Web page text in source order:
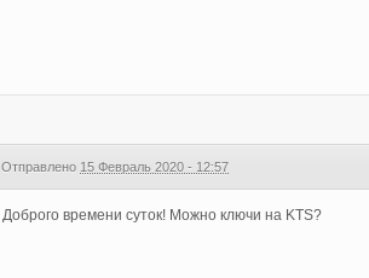
Отправлено 15 Февраль 2020 - 12:57
Доброго времени суток! Можно ключи на KTS?